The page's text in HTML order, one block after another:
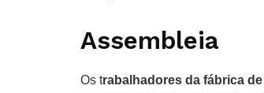
Assembleia
Os trabalhadores da fábrica